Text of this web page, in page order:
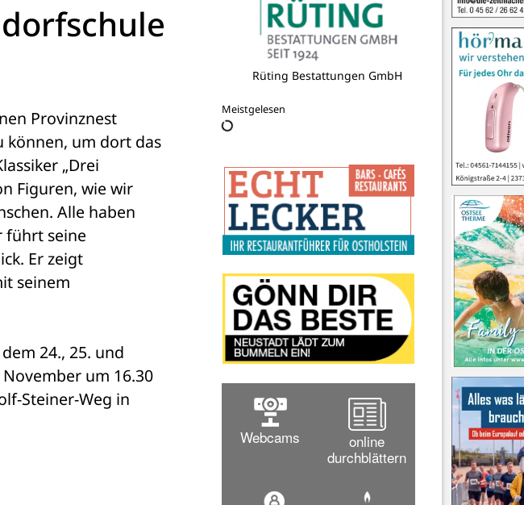
Provinznest
können, um dort das
„Drei
Figuren, wie wir
Alle haben
führt seine
Er zeigt
seinem
24., 25. und
um 16.30
Steiner-Weg in
Rüting Bestattungen GmbH
Meistgelesen
Webcams
online
durchblättern